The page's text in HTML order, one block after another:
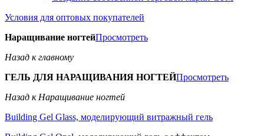
Условия для оптовых покупателей
Наращивание ногтейПросмотреть
Назад к главному
ГЕЛЬ ДЛЯ НАРАЩИВАНИЯ НОГТЕЙПросмотреть
Назад к Наращивание ногтей
Building Gel Glass, моделирующий витражный гель